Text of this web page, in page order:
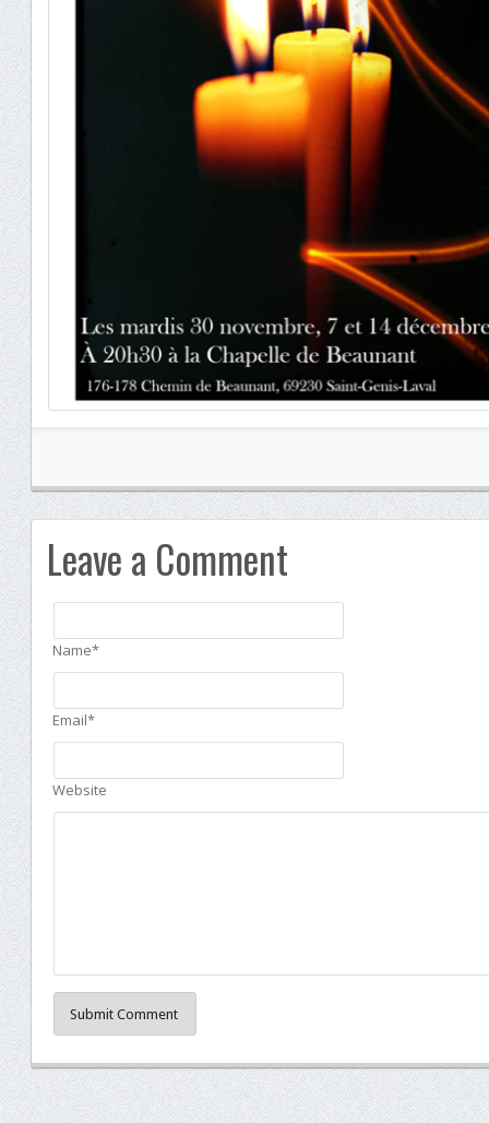
Leave a Comment
Name*
Email*
Website
Submit Comment